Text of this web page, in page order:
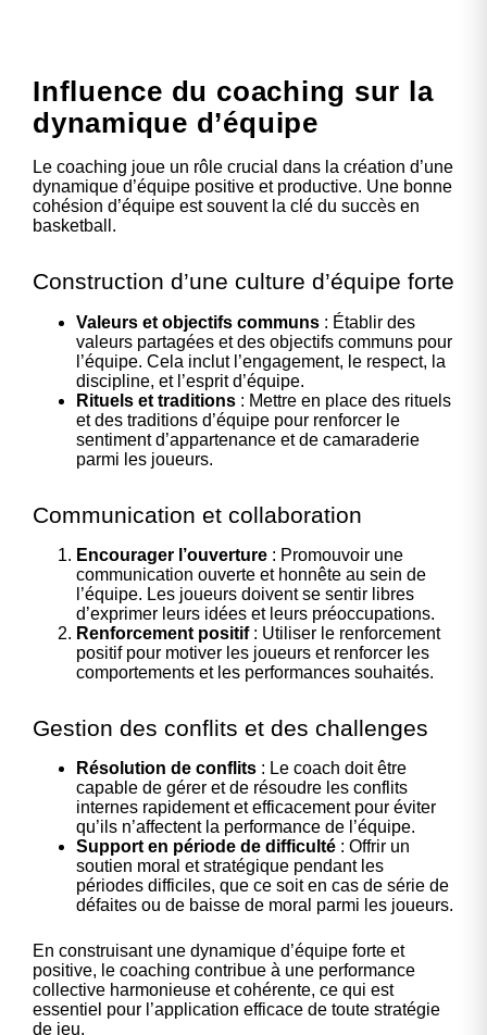
Influence du coaching sur la
dynamique d’équipe
Le coaching joue un rôle crucial dans la création d’une
dynamique d’équipe positive et productive. Une bonne
cohésion d’équipe est souvent la clé du succès en
basketball.
Construction d’une culture d’équipe forte
Valeurs et objectifs communs : Établir des
valeurs partagées et des objectifs communs pour
l’équipe. Cela inclut l’engagement, le respect, la
discipline, et l’esprit d’équipe.
Rituels et traditions : Mettre en place des rituels
et des traditions d’équipe pour renforcer le
sentiment d’appartenance et de camaraderie
parmi les joueurs.
Communication et collaboration
Encourager l’ouverture : Promouvoir une
communication ouverte et honnête au sein de
l’équipe. Les joueurs doivent se sentir libres
d’exprimer leurs idées et leurs préoccupations.
Renforcement positif : Utiliser le renforcement
positif pour motiver les joueurs et renforcer les
comportements et les performances souhaités.
Gestion des conflits et des challenges
Résolution de conflits : Le coach doit être
capable de gérer et de résoudre les conflits
internes rapidement et efficacement pour éviter
qu’ils n’affectent la performance de l’équipe.
Support en période de difficulté : Offrir un
soutien moral et stratégique pendant les
périodes difficiles, que ce soit en cas de série de
défaites ou de baisse de moral parmi les joueurs.
En construisant une dynamique d’équipe forte et
positive, le coaching contribue à une performance
collective harmonieuse et cohérente, ce qui est
essentiel pour l’application efficace de toute stratégie
de jeu.